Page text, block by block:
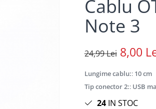
Cablu
Note 3
24,99 Lei 8,00
Lungime cablu:: 10 cm
Tip conector 2:: USB
24IN STOC